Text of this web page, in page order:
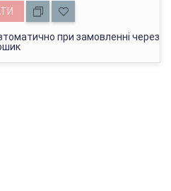
при замовленні через